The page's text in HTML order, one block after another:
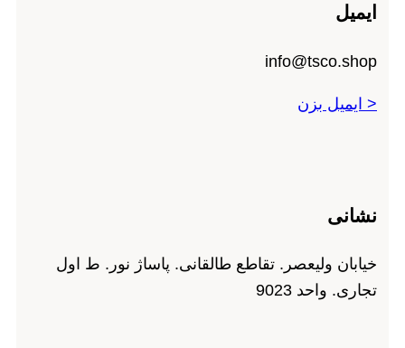
ایمیل
info@tsco.shop
< ایمیل بزن
نشانی
خیابان ولیعصر. تقاطع طالقانی. پاساژ نور. ط اول
تجاری. واحد 9023